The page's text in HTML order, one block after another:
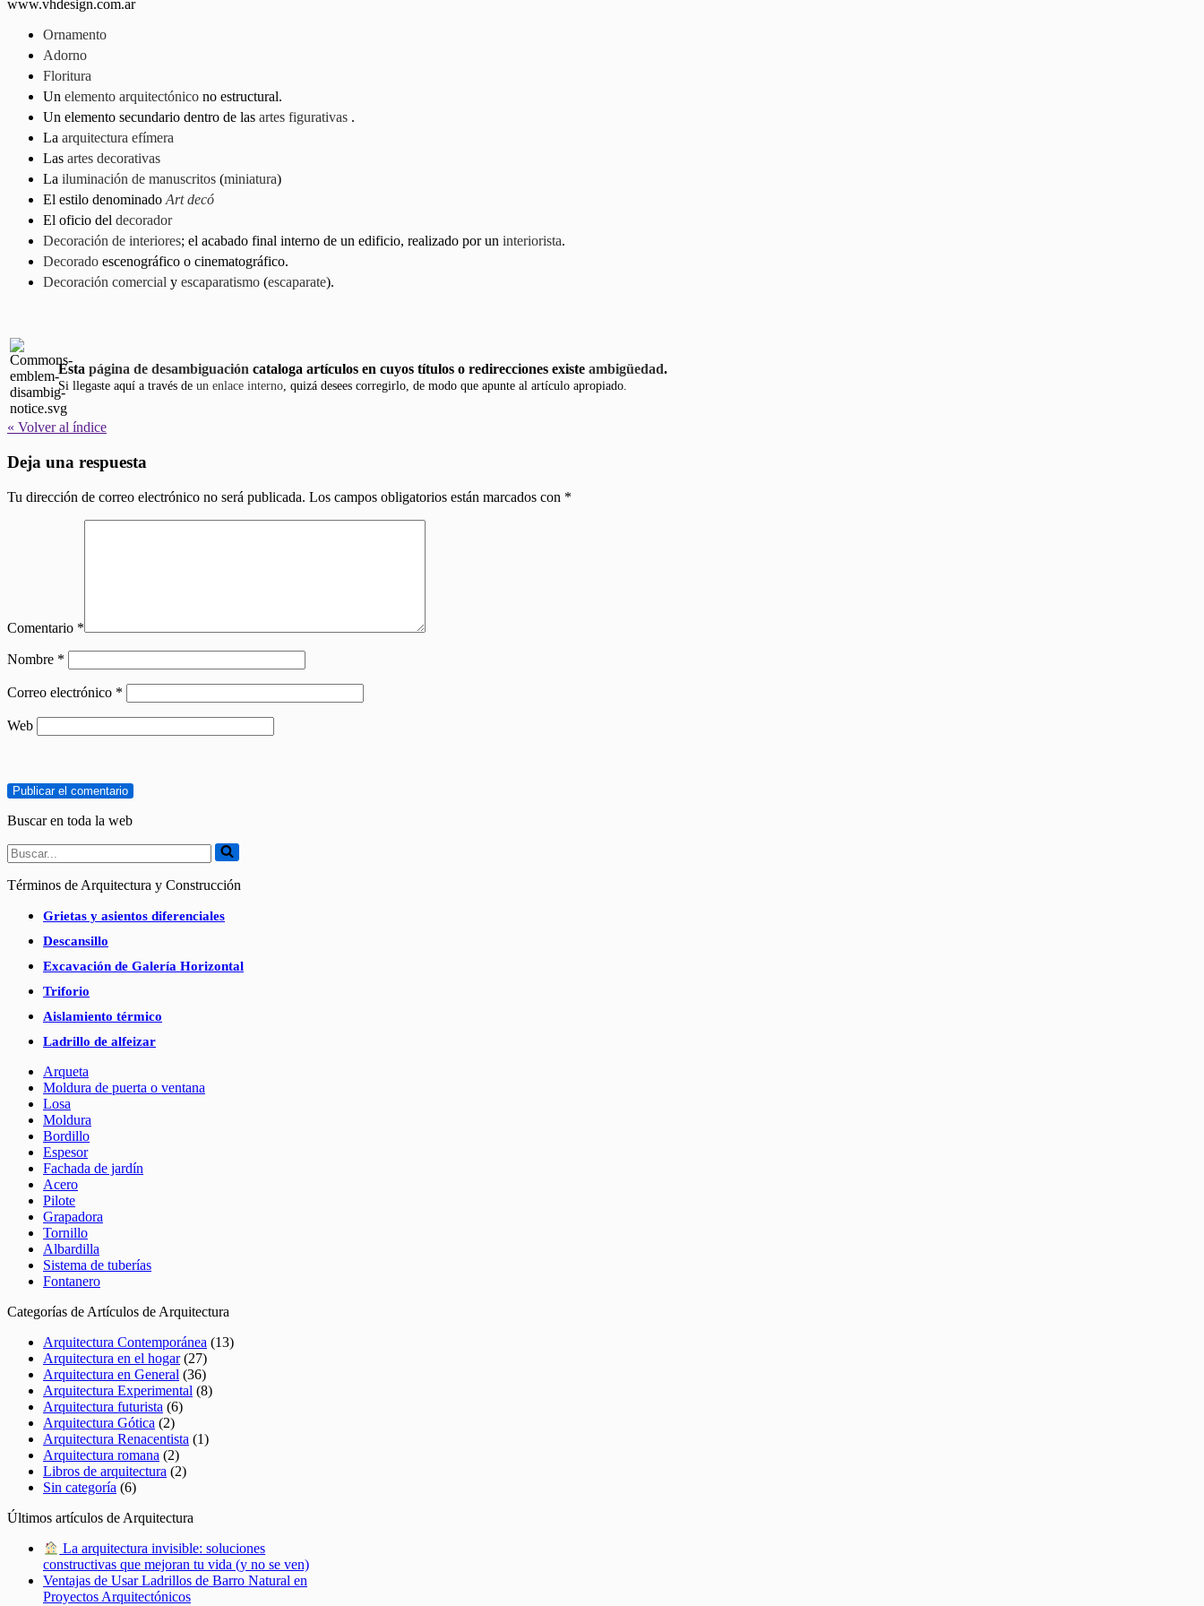
www.vhdesign.com.ar
Ornamento
Adorno
Floritura
Un elemento arquitectónico no estructural.
Un elemento secundario dentro de las artes figurativas .
La arquitectura efímera
Las artes decorativas
La iluminación de manuscritos (miniatura)
El estilo denominadoArt decó
El oficio del decorador
Decoración de interiores; el acabado final interno de un edificio, realizado por un interiorista.
Decorado escenográfico o cinematográfico.
Decoración comercial y escaparatismo (escaparate).
Esta página de desambiguación cataloga artículos en cuyos títulos o redirecciones existe ambigüedad.
Si llegaste aquí a través de un enlace interno, quizá desees corregirlo, de modo que apunte al artículo apropiado.
« Volver al índice
Deja una respuesta
Tu dirección de correo electrónico no será publicada. Los campos obligatorios están marcados con *
Comentario *
Nombre *
Correo electrónico *
Web
Buscar en toda la web
Buscar...
Términos de Arquitectura y Construcción
Grietas y asientos diferenciales
Descansillo
Excavación de Galería Horizontal
Triforio
Aislamiento térmico
Ladrillo de alfeizar
Arqueta
Moldura de puerta o ventana
Losa
Moldura
Bordillo
Espesor
Fachada de jardín
Acero
Pilote
Grapadora
Tornillo
Albardilla
Sistema de tuberías
Fontanero
Categorías de Artículos de Arquitectura
Arquitectura Contemporánea (13)
Arquitectura en el hogar(27)
Arquitectura en General (36)
Arquitectura Experimental (8)
Arquitectura futurista (6)
Arquitectura Gótica (2)
Arquitectura Renacentista (1)
Arquitectura romana (2)
Libros de arquitectura (2)
Sin categoría (6)
Últimos artículos de Arquitectura
La arquitectura invisible: soluciones
constructivas que mejoran tu vida (y no se ven)
Ventajas de Usar Ladrillos de Barro Natural en
Proyectos Arquitectónicos